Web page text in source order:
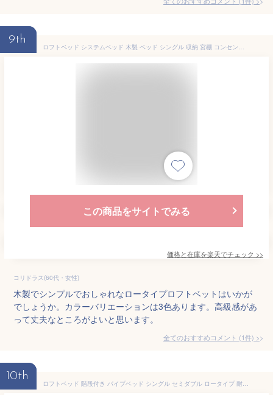
9th
ロフトベッド システムベッド 木製 ベッド シングル 収納 宮棚 コンセント付き コンパクト ベッドフレーム サイドガード ベッド下収納 シングルサイズ ロータイプ 子供 寮 社宅 エデル ドリス
この商品をサイトでみる
価格と在庫を楽天でチェック >>
コリドラス(60代・女性)
木製でシンプルでおしゃれなロータイプロフトベットはいかが
でしょうか。カラーバリエーションは3色あります。高級感があ
って丈夫なところがよいと思います。
全てのおすすめコメント (1件) >
10th
ロフトベッド 階段付き パイプベッド シングル セミダブル ロータイプ 耐荷重150kg 高さ130cm 宮 コンセント付き ハンガ4本付き 左右交換 高いベッドド ロフトベッド 大人用 ロータイプ 収納 北欧風 大人 子供部屋 スチール 耐震 ワンルーム おしゃれ 新生活 意匠登録済み